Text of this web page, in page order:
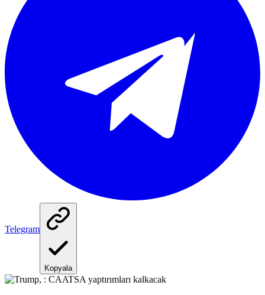
Telegram
Kopyala